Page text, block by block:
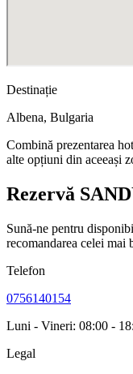
Destinație
Albena, Bulgaria
Combină prezentarea
alte opțiuni din aceeași
Rezervă
Sună-ne pentru
recomandarea celei mai
Telefon
0756140154
Luni - Vineri: 08:00 -
Legal